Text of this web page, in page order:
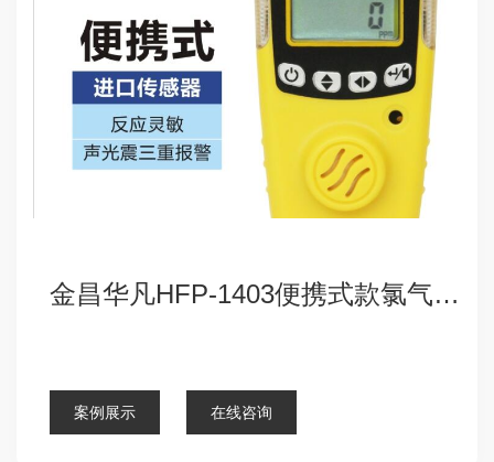
金昌华凡HFP-1403便携式款氯气检测仪报警器
案例展示 在线咨询